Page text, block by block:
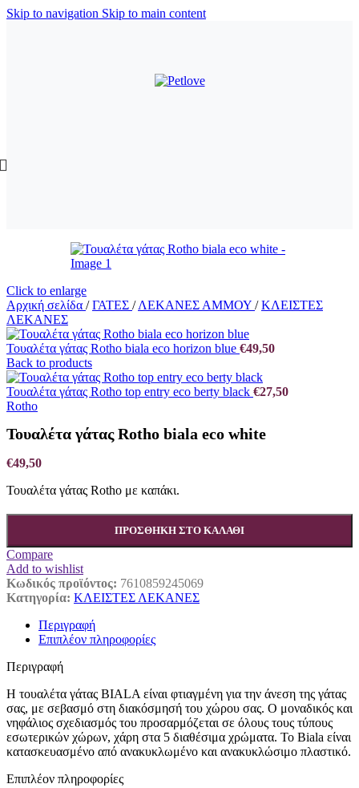
Skip to navigation Skip to main content
Click to enlarge
Αρχική σελίδα / ΓΑΤΕΣ / ΛΕΚΑΝΕΣ ΑΜΜΟΥ / ΚΛΕΙΣΤΕΣ
ΛΕΚΑΝΕΣ
Τουαλέτα γάτας Rotho biala eco horizon blue €49,50
Back to products
Τουαλέτα γάτας Rotho top entry eco berty black €27,50
Rotho
Τουαλέτα γάτας Rotho biala eco white
€49,50
Τουαλέτα γάτας Rotho με καπάκι.
ΠΡΟΣΘΉΚΗ ΣΤΟ ΚΑΛΆΘΙ
Compare
Add to wishlist
Κωδικός προϊόντος: 7610859245069
Κατηγορία: ΚΛΕΙΣΤΕΣ ΛΕΚΑΝΕΣ
Περιγραφή
Επιπλέον πληροφορίες
Περιγραφή
Η τουαλέτα γάτας BIALA είναι φτιαγμένη για την άνεση της γάτας
σας, με σεβασμό στη διακόσμησή του χώρου σας. Ο μοναδικός και
νηφάλιος σχεδιασμός του προσαρμόζεται σε όλους τους τύπους
εσωτερικών χώρων, χάρη στα 5 διαθέσιμα χρώματα. Το Biala είναι
κατασκευασμένο από ανακυκλωμένο και ανακυκλώσιμο πλαστικό.
Επιπλέον πληροφορίες